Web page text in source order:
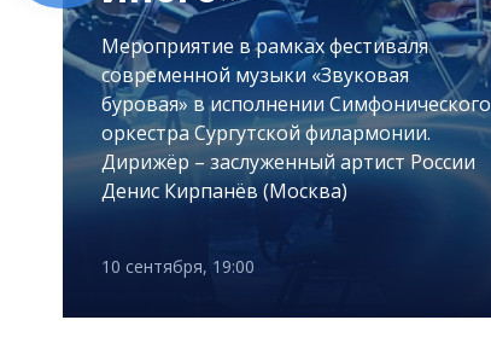
Мероприятие в рамках фестиваля
современной музыки «Звуковая
буровая» в исполнении Симфонического
оркестра Сургутской филармонии.
Дирижёр – заслуженный артист России
Денис Кирпанёв (Москва)
10 сентября, 19:00